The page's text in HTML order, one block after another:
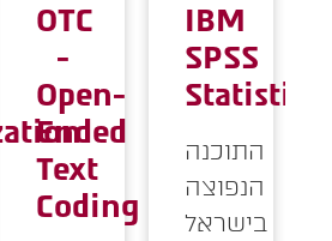
OTC
Open-
Text
Coding
IBM
ILOG
CPLEX
Optimization
סביבת
פיתוח